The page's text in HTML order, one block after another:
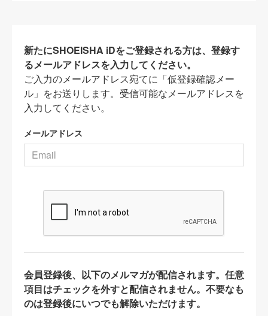
新たにSHOEISHA iDをご登録される方は、登録す
るメールアドレスを入力してください。
ご入力のメールアドレス宛てに「仮登録確認メー
ル」をお送りします。受信可能なメールアドレスを
入力してください。
メールアドレス
会員登録後、以下のメルマガが配信されます。任意
項目はチェックを外すと配信されません。不要なも
のは登録後にいつでも解除いただけます。